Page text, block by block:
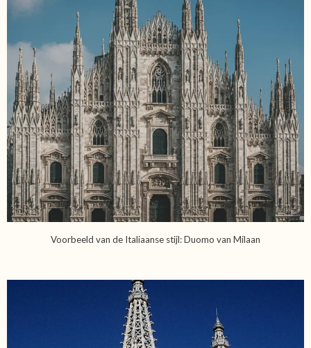
Voorbeeld van de Italiaanse stijl: Duomo van Milaan